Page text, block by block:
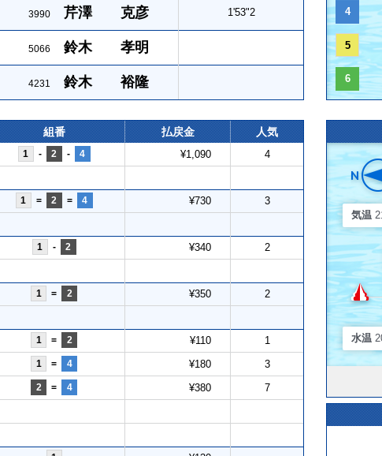
3990 芹澤 克彦 1'53"2
5066 鈴木 孝明
4231 鈴木 裕隆
4
5
6
組番 払戻金 人気
1 - 2 - 4 ¥1,090 4
1 = 2 = 4 ¥730 3
1 - 2 ¥340 2
1 = 2 ¥350 2
1 = 2 ¥110 1
1 = 4 ¥180 3
2 = 4 ¥380 7
気温
水温